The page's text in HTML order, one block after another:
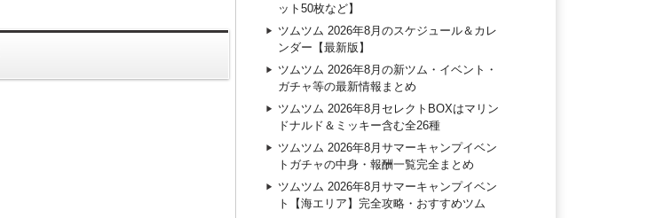
ット50枚など】
ツムツム 2026年8月のスケジュール＆カレ
ンダー【最新版】
ツムツム 2026年8月の新ツム・イベント・
ガチャ等の最新情報まとめ
ツムツム 2026年8月セレクトBOXはマリン
ドナルド＆ミッキー含む全26種
ツムツム 2026年8月サマーキャンプイベン
トガチャの中身・報酬一覧完全まとめ
ツムツム 2026年8月サマーキャンプイベン
ト【海エリア】完全攻略・おすすめツム